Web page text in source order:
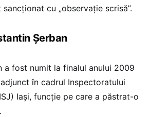
cu „observație scrisă”.
Șerban
a fost numit la finalul anului 2009
în cadrul Inspectoratului
Iași, funcție pe care a păstrat-o